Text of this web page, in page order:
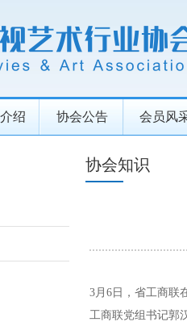
绍 协会公告 会员风
协会知识
3月6日，省工商联
工商联党组书记郭